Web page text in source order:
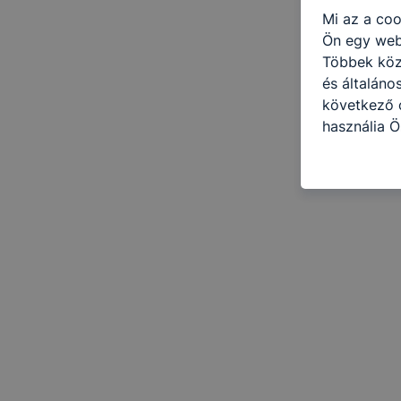
Mi az a
Ön egy
Többek
és
következő
használja
látogatja,
még jobb
Minden
legtöbb
ezek
célja
lehetővé
teljes